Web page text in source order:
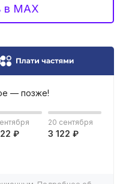
MAX
— позже!
₽
20 сентября
3 122 ₽